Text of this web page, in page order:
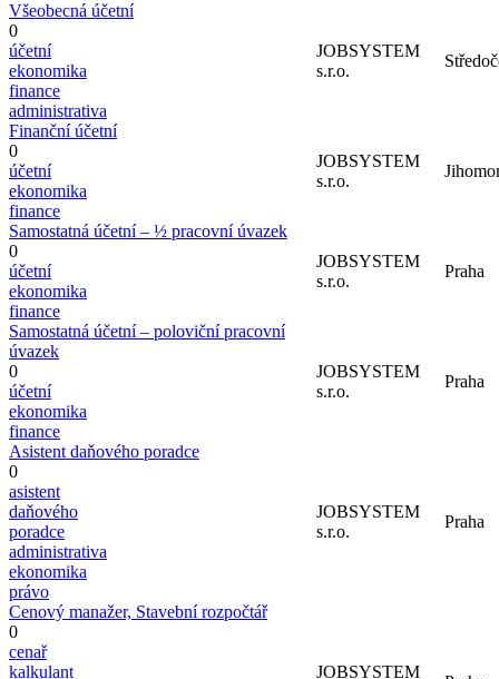
Všeobecná účetní
0
účetní
ekonomika
finance
administrativa
JOBSYSTEM
s.r.o.
Finanční účetní
0
účetní
ekonomika
finance
JOBSYSTEM
s.r.o.
Samostatná účetní – ½ pracovní úvazek
0
účetní
ekonomika
finance
JOBSYSTEM
s.r.o.
Praha
Samostatná účetní – poloviční pracovní
úvazek
0
účetní
ekonomika
finance
JOBSYSTEM
s.r.o.
Praha
Asistent daňového poradce
0
asistent
daňového
poradce
administrativa
ekonomika
právo
JOBSYSTEM
s.r.o.
Praha
Cenový manažer, Stavební rozpočtář
0
cenař
kalkulant
JOBSYSTEM